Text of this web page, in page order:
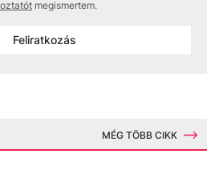
megismertem.
Feliratkozás
MÉG TÖBB CIKK